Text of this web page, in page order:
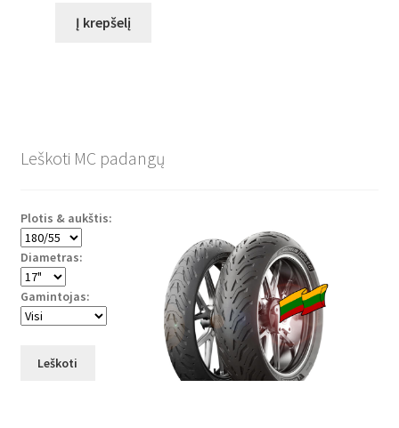
Į krepšelį
Leškoti MC padangų
Plotis & aukštis:
Diametras:
Gamintojas:
Leškoti